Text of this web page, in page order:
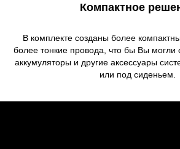
Компактное
В комплекте созданы более
более тонкие провода, что бы Вы могли
аккумуляторы и другие аксессуары
или под сиденьем.